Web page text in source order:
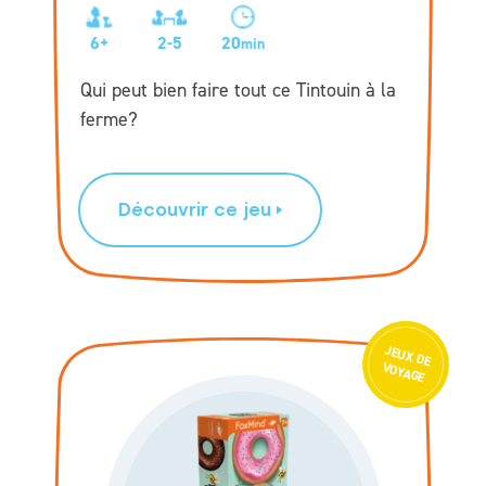
6+ 2-5 20min
Qui peut bien faire tout ce Tintouin à la
ferme?
Découvrir ce jeu
JEU
X D
E
VOYAGE